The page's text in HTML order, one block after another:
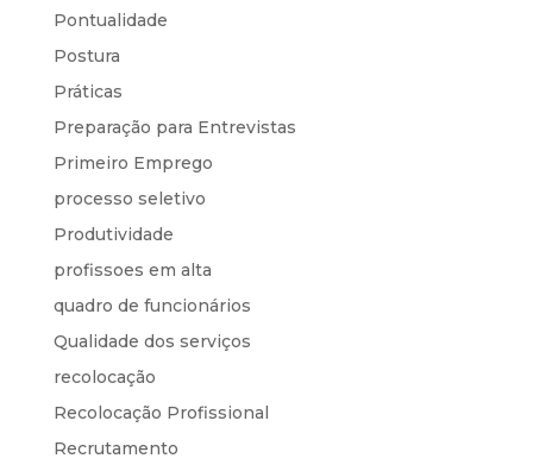
Pontualidade
Postura
Práticas
Preparação para Entrevistas
Primeiro Emprego
processo seletivo
Produtividade
profissoes em alta
quadro de funcionários
Qualidade dos serviços
recolocação
Recolocação Profissional
Recrutamento